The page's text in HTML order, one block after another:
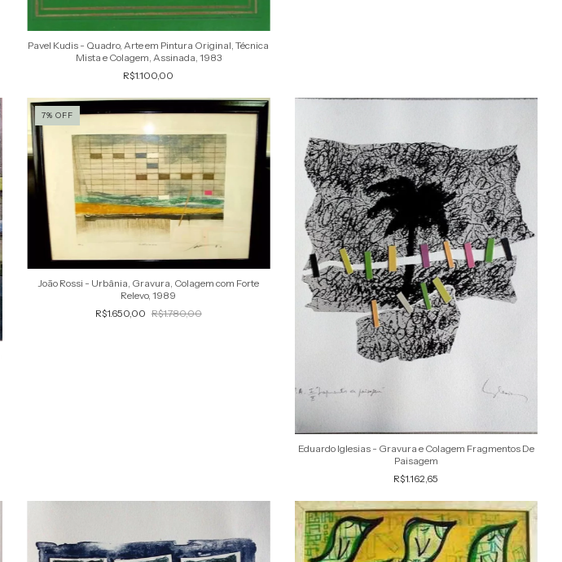
Pavel Kudis - Quadro, Arte em Pintura Original, Técnica
Mista e Colagem, Assinada, 1983
R$1.100,00
7% OFF
João Rossi - Urbânia, Gravura, Colagem com Forte
Relevo, 1989
R$1.650,00 R$1.780,00
Eduardo Iglesias - Gravura e Colagem Fragmentos De
Paisagem
R$1.162,65